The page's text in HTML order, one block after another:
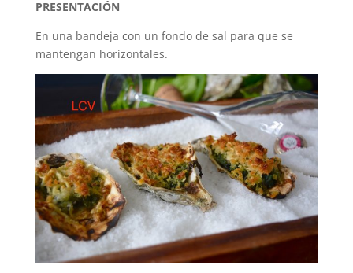
PRESENTACIÓN
En una bandeja con un fondo de sal para que se
mantengan horizontales.